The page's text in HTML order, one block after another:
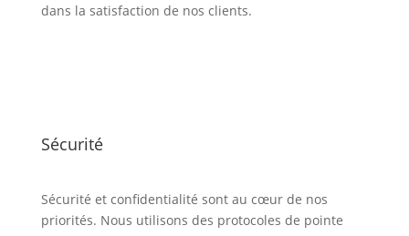
dans la satisfaction de nos clients.
Sécurité
Sécurité et confidentialité sont au cœur de nos
priorités. Nous utilisons des protocoles de pointe